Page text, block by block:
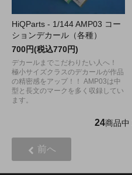
HiQParts - 1/144 AMP03 コー
ションデカール（各種）
700円(税込770円)
デカールまでこだわりたい人へ！
極小サイズクラスのデカールが作品
の精密感をアップ！！ AMP03は中
型と長文のマークを多く収録してい
ます。
24商品中
前へ